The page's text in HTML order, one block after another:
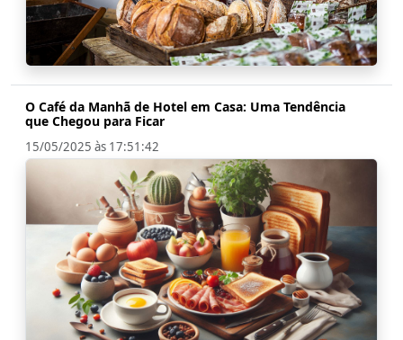
O Café da Manhã de Hotel em Casa: Uma Tendência
que Chegou para Ficar
15/05/2025 às 17:51:42